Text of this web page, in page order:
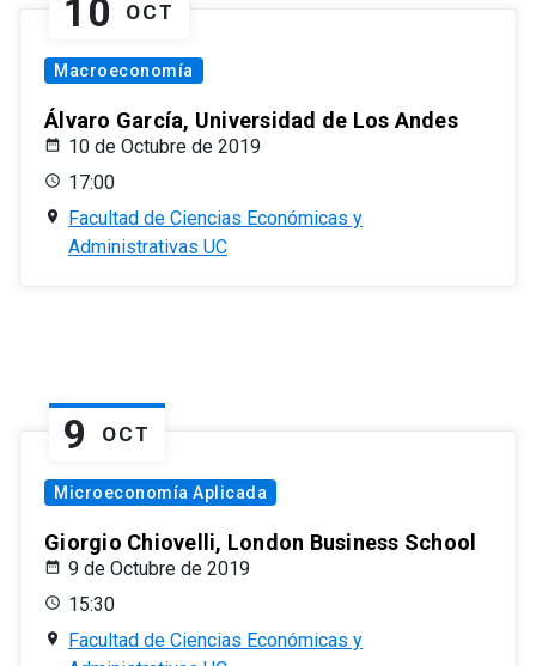
10 OCT
Macroeconomía
Álvaro García, Universidad de Los Andes
10 de Octubre de 2019
17:00
Facultad de Ciencias Económicas y
Administrativas UC
9 OCT
Microeconomía Aplicada
Giorgio Chiovelli, London Business School
9 de Octubre de 2019
15:30
Facultad de Ciencias Económicas y